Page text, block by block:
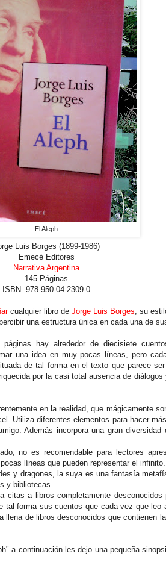
El Aleph
Luis Borges (1899-1986)
Emecé Editores
Narrativa Argentina
145 Páginas
ISBN: 978-950-04-2309-0
cualquier libro de Jorge Luis Borges; su
una estructura única en cada una de
hay alrededor de diecisiete
una idea en muy pocas líneas, pero
de tal forma en el texto que parece
por la casi total ausencia de diálogos
en la realidad, que mágicamente
Utiliza diferentes elementos para hacer
Además incorpora una gran
no es recomendable para lectores
líneas que pueden representar el infinito.
y dragones, la suya es una fantasía
y bibliotecas.
citas a libros completamente
tal forma sus cuentos que cada vez que leo
de libros desconocidos que contienen
a continuación les dejo una pequeña